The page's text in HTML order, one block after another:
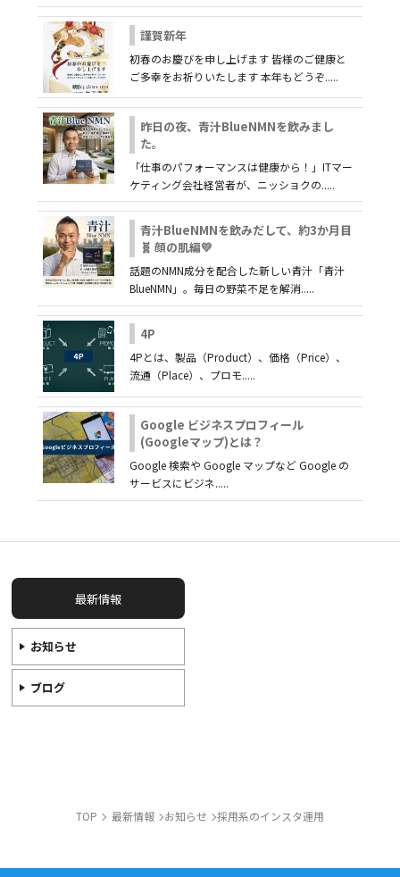
謹賀新年
初春のお慶びを申し上げます 皆様のご健康と
ご多幸をお祈りいたします 本年もどうぞ.....
昨日の夜、青汁BlueNMNを飲みまし
た。
「仕事のパフォーマンスは健康から！」ITマー
ケティング会社経営者が、ニッショクの.....
青汁BlueNMNを飲みだして、約3か月目
🧬 顔の肌編💛
話題のNMN成分を配合した新しい青汁「青汁
BlueNMN」。毎日の野菜不足を解消.....
4P
4Pとは、製品（Product）、価格（Price）、
流通（Place）、プロモ.....
Google ビジネスプロフィール
(Googleマップ)とは？
Google 検索や Google マップなど Google の
サービスにビジネ.....
最新情報
お知らせ
ブログ
TOP 最新情報 お知らせ 採用系のインスタ運用